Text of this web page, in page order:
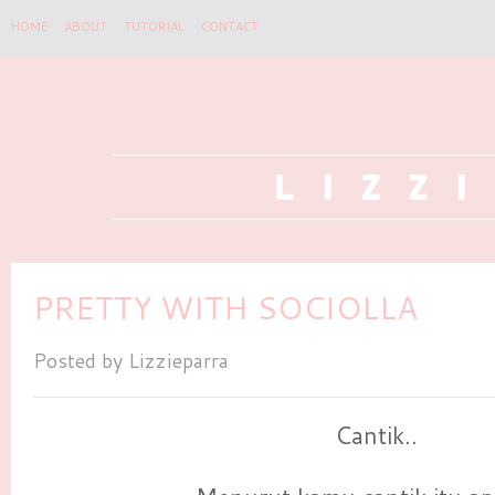
HOME ABOUT TUTORIAL CONTACT
PRETTY WITH SOCIOLLA
Posted by Lizzieparra
Cantik..